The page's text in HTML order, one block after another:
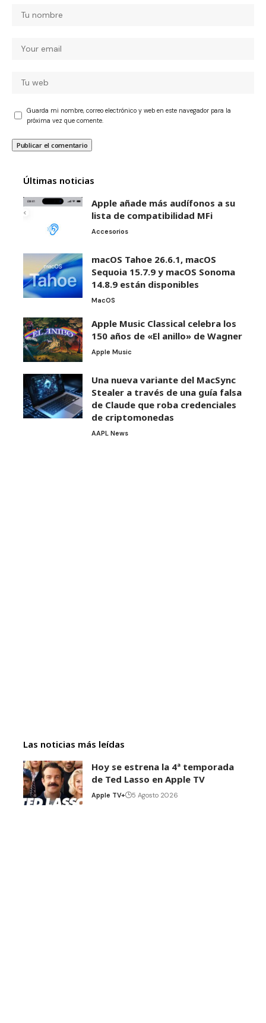
Guarda mi nombre, correo electrónico y web en este navegador para la
próxima vez que comente.
Últimas noticias
Apple añade más audífonos a su
lista de compatibilidad MFi
Accesorios
macOS Tahoe 26.6.1, macOS
Sequoia 15.7.9 y macOS Sonoma
14.8.9 están disponibles
MacOS
Apple Music Classical celebra los
150 años de «El anillo» de Wagner
Apple Music
Una nueva variante del MacSync
Stealer a través de una guía falsa
de Claude que roba credenciales
de criptomonedas
AAPL News
Las noticias más leídas
Hoy se estrena la 4ª temporada
de Ted Lasso en Apple TV
Apple TV+ 5 Agosto 2026